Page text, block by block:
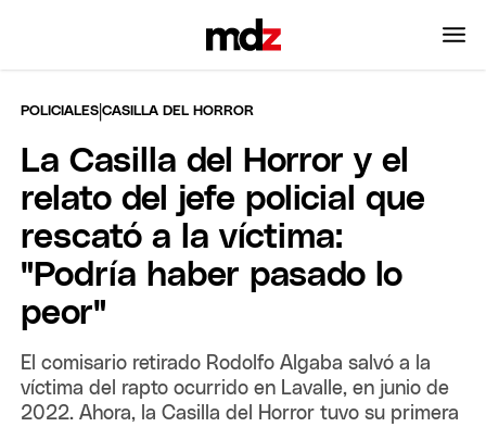
POLICIALES |CASILLA DEL HORROR
La Casilla del Horror y el
relato del jefe policial que
rescató a la víctima:
"Podría haber pasado lo
peor"
El comisario retirado Rodolfo Algaba salvó a la
víctima del rapto ocurrido en Lavalle, en junio de
2022. Ahora, la Casilla del Horror tuvo su primera